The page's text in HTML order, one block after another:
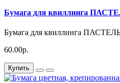
Бумага для квиллинга
Бумага для квиллинга
60.00р.
Купить